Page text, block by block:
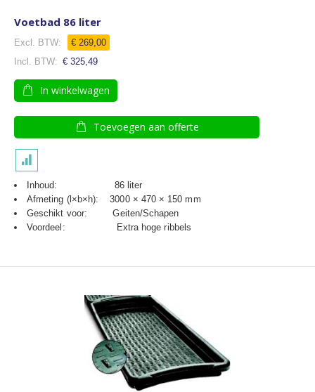
Voetbad 86 liter
€ 269,00
€ 325,49
In winkelwagen
Toevoegen aan offerte
Inhoud: 86 liter
Afmeting (l×b×h): 3000 × 470 × 150 mm
Geschikt voor: Geiten/Schapen
Voordeel: Extra hoge ribbels